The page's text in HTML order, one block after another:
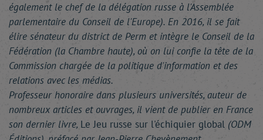
également le chef de la délégation russe à l'Assemblée
parlementaire du Conseil de l'Europe). En 2016, il se fait
élire sénateur du district de Perm et intègre le Conseil de la
Fédération (la Chambre haute), où on lui confie la tête de la
Commission chargée de la politique d'information et des
relations avec les médias.
Professeur honoraire dans plusieurs universités, auteur de
nombreux articles et ouvrages, il vient de publier en France
son dernier livre, Le Jeu russe sur l'échiquier global (ODM